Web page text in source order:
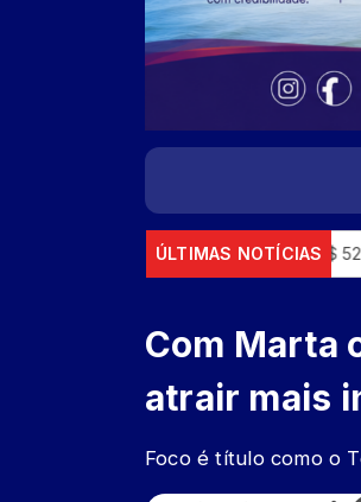
ÚLTIMAS NOTÍCIAS
tem lucro líquido de R$ 52,4 bi no
Com Marta
atrair mais
Foco é título como o